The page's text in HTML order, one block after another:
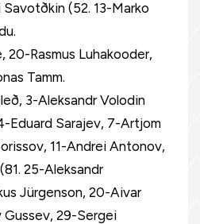
(52. 13-Marko
20-Rasmus Luhakooder,
Tamm.
3-Aleksandr Volodin
Eduard Sarajev, 7-Artjom
11-Andrei Antonov,
25-Aleksandr
Jürgenson, 20-Aivar
29-Sergei